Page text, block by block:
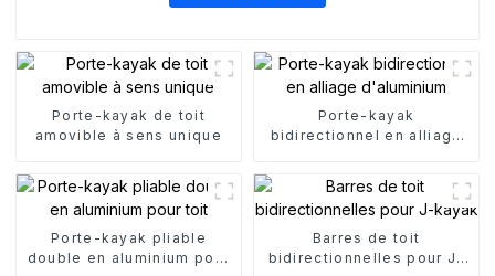
Porte-kayak de toit
amovible à sens unique
Porte-kayak
bidirectionnel en alliage
Porte-kayak pliable
double en aluminium pour
Barres de toit
bidirectionnelles pour J-